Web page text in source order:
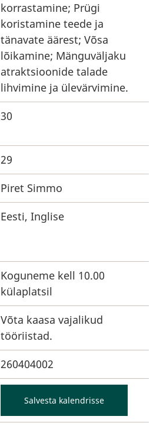
korrastamine; Prügi
koristamine teede ja
tänavate äärest; Võsa
lõikamine; Mänguväljaku
atraktsioonide talade
lihvimine ja ülevärvimine.
30
29
Piret Simmo
Eesti, Inglise
Koguneme kell 10.00
külaplatsil
Võta kaasa vajalikud
tööriistad.
260404002
Salvesta kalendrisse